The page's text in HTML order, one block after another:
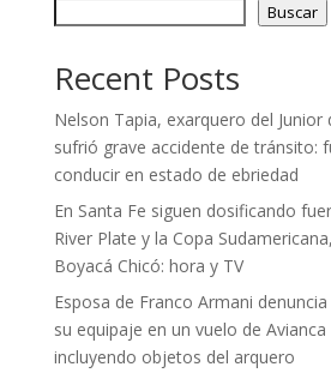
Buscar
Recent Posts
Nelson Tapia, exarquero del Junior
sufrió grave accidente de tránsito:
conducir en estado de ebriedad
En Santa Fe siguen dosificando
River Plate y la Copa
Boyacá Chicó: hora y TV
Esposa de Franco Armani
su equipaje en un vuelo de
incluyendo objetos del arquero